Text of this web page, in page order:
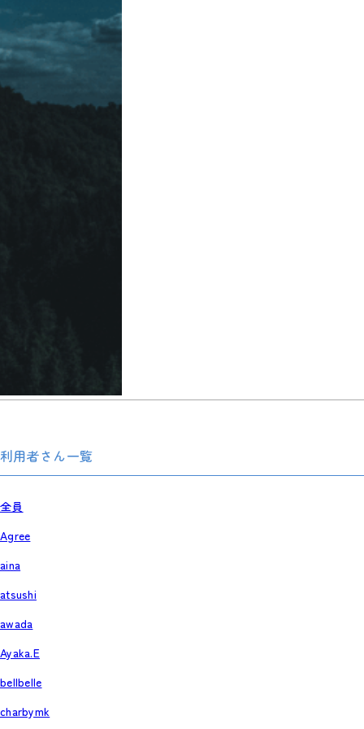
利用者さん一覧
全員
Agree
aina
atsushi
awada
Ayaka.E
bellbelle
charbymk